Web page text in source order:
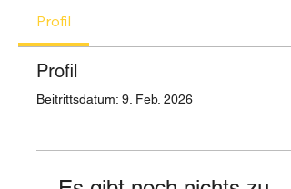
Profil
Profil
Beitrittsdatum: 9. Feb. 2026